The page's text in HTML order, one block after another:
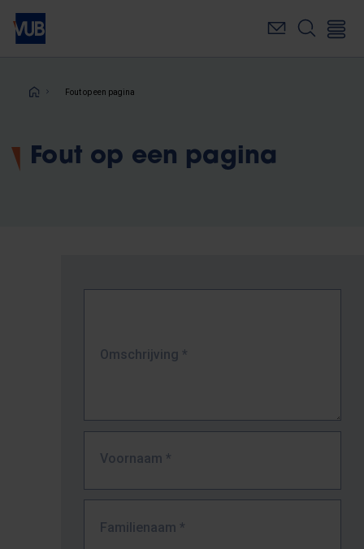
Overslaan
naar
inhoudKruimelpad
Fout op een pagina
Fout op een pagina
Omschrijving *
Voornaam *
Familienaam *